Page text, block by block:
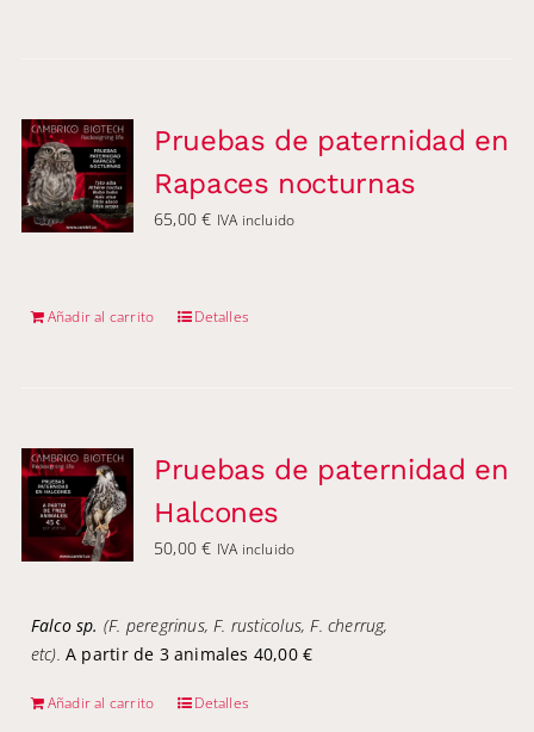
Pruebas de paternidad en
Rapaces nocturnas
65,00€ IVA incluido
Añadir al carrito Detalles
Pruebas de paternidad en
Halcones
50,00€ IVA incluido
Falco sp. (F. peregrinus, F. rusticolus, F. cherrug,
etc). A partir de 3 animales 40,00 €
Añadir al carrito Detalles